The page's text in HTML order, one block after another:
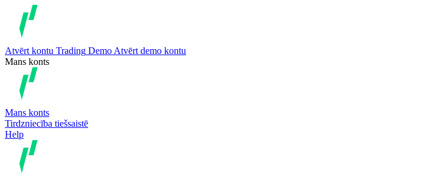
Atvērt kontu Trading Demo Atvērt demo kontu
Mans konts
Mans konts
Tirdzniecība tiešsaistē
Help